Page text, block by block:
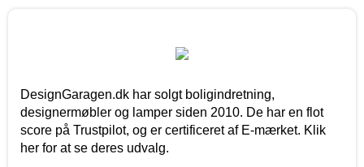
DesignGaragen.dk har solgt boligindretning,
designermøbler og lamper siden 2010. De har en flot
score på Trustpilot, og er certificeret af E-mærket. Klik
her for at se deres udvalg.